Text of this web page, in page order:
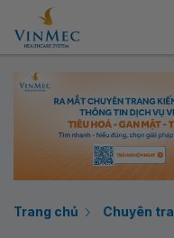
Trang chủ Chuyên